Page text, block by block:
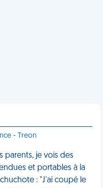
- Treon
parents, je vois des
et portables à la
: "J'ai coupé le